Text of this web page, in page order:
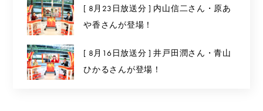
[ 8月23日放送分 ] 内山信二さん・原あ
や香さんが登場！
[ 8月16日放送分 ] 井戸田潤さん・青山
ひかるさんが登場！